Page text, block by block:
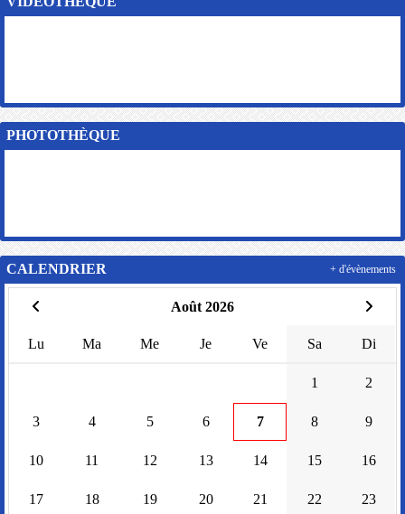
PHOTOTHÈQUE
CALENDRIER
Août 2026
Lu Ma Me Je Ve Sa Di
1 2
3 4 5 6 7 8 9
10 11 12 13 14 15 16
17 18 19 20 21 22 23
+ d'évènements